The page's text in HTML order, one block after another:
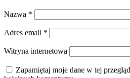
Nazwa *
Adres email *
Witryna internetowa
Zapamiętaj moje dane w tej